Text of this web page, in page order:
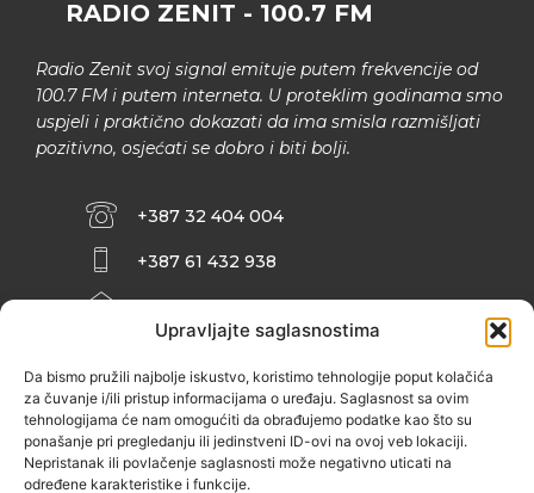
Upravljajte saglasnostima
Da bismo pružili najbolje iskustvo, koristimo tehnologije poput kolačića
za čuvanje i/ili pristup informacijama o uređaju. Saglasnost sa ovim
tehnologijama će nam omogućiti da obrađujemo podatke kao što su
ponašanje pri pregledanju ili jedinstveni ID-ovi na ovoj veb lokaciji.
Nepristanak ili povlačenje saglasnosti može negativno uticati na
određene karakteristike i funkcije.
RADIO ZENIT - 100.7 FM
Radio Zenit svoj signal emituje putem frekvencije od
100.7 FM i putem interneta. U proteklim godinama smo
uspjeli i praktično dokazati da ima smisla razmišljati
pozitivno, osjećati se dobro i biti bolji.
+387 32 404 004
+387 61 432 938
INFO@ZENIT.BA
ZENIČANKA, 3. SPRAT), 72000 ZENICA